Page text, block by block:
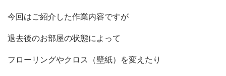
今回はご紹介した作業内容ですが
退去後のお部屋の状態によって
フローリングやクロス（壁紙）を変えたり